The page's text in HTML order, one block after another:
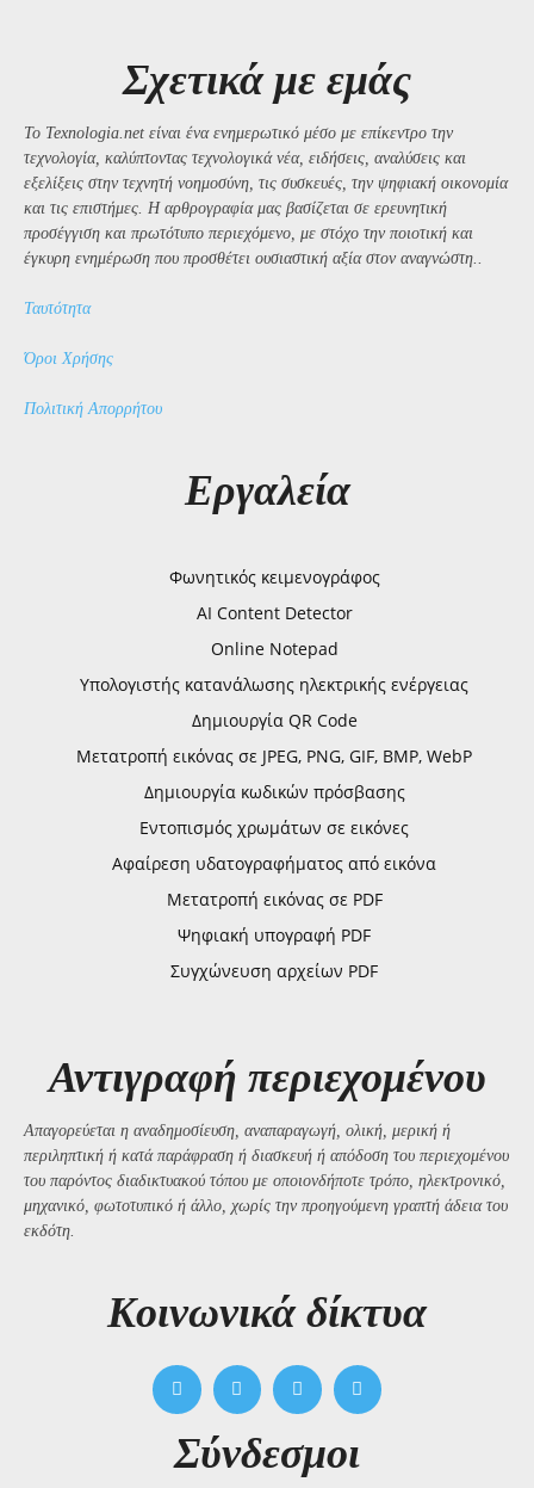
Σχετικά με εμάς
Το Texnologia.net είναι ένα ενημερωτικό μέσο με επίκεντρο την
τεχνολογία, καλύπτοντας τεχνολογικά νέα, ειδήσεις, αναλύσεις και
εξελίξεις στην τεχνητή νοημοσύνη, τις συσκευές, την ψηφιακή οικονομία
και τις επιστήμες. Η αρθρογραφία μας βασίζεται σε ερευνητική
προσέγγιση και πρωτότυπο περιεχόμενο, με στόχο την ποιοτική και
έγκυρη ενημέρωση που προσθέτει ουσιαστική αξία στον αναγνώστη..
Ταυτότητα
Όροι Χρήσης
Πολιτική Απορρήτου
Εργαλεία
Φωνητικός κειμενογράφος
AI Content Detector
Online Notepad
Υπολογιστής κατανάλωσης ηλεκτρικής ενέργειας
Δημιουργία QR Code
Μετατροπή εικόνας σε JPEG, PNG, GIF, BMP, WebP
Δημιουργία κωδικών πρόσβασης
Εντοπισμός χρωμάτων σε εικόνες
Αφαίρεση υδατογραφήματος από εικόνα
Μετατροπή εικόνας σε PDF
Ψηφιακή υπογραφή PDF
Συγχώνευση αρχείων PDF
Αντιγραφή περιεχομένου
Απαγορεύεται η αναδημοσίευση, αναπαραγωγή, ολική, μερική ή
περιληπτική ή κατά παράφραση ή διασκευή ή απόδοση του περιεχομένου
του παρόντος διαδικτυακού τόπου με οποιονδήποτε τρόπο, ηλεκτρονικό,
μηχανικό, φωτοτυπικό ή άλλο, χωρίς την προηγούμενη γραπτή άδεια του
εκδότη.
Kοινωνικά δίκτυα
Σύνδεσμοι